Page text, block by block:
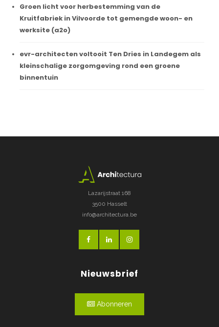
Groen licht voor herbestemming van de
Kruitfabriek in Vilvoorde tot gemengde woon- en
werksite (a2o)
evr-architecten voltooit Ten Dries in Landegem als
kleinschalige zorgomgeving rond een groene
binnentuin
Lazarijstraat 168
3500 Hasselt
info@architectura.be
Nieuwsbrief
Abonneren